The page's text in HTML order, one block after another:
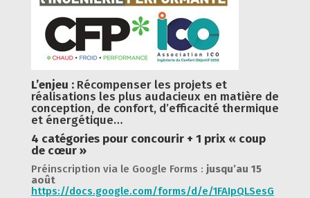
L’enjeu : Récompenser les projets et
réalisations les plus audacieux en matière de
conception, de confort, d’efficacité thermique
et énergétique…
4 catégories pour concourir + 1 prix « coup
de cœur »
Préinscription via le Google Forms : jusqu’au 15
août
https://docs.google.com/forms/d/e/1FAIpQLSesG